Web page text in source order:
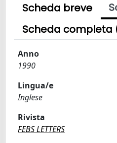
Scheda breve
Scheda completa
Anno
1990
Lingua/e
Inglese
Rivista
FEBS LETTERS